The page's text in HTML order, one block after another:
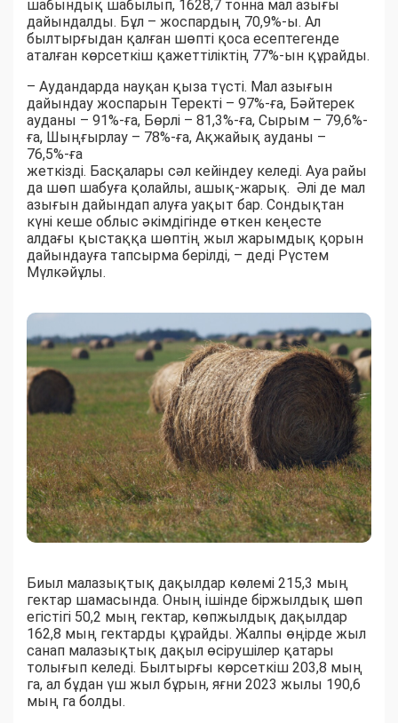
шабындық шабылып, 1628,7 тонна мал азығы
дайындалды. Бұл – жоспардың 70,9%-ы. Ал
былтырғыдан қалған шөпті қоса есептегенде
аталған көрсеткіш қажеттіліктің 77%-ын құрайды.
– Аудандарда науқан қыза түсті. Мал азығын
дайындау жоспарын Теректі – 97%-ға, Бәйтерек
ауданы – 91%-ға, Бөрлі – 81,3%-ға, Сырым – 79,6%-
ға, Шыңғырлау – 78%-ға, Ақжайық ауданы –
76,5%-ға
жеткізді. Басқалары сәл кейіндеу келеді. Ауа райы
да шөп шабуға қолайлы, ашық-жарық. Әлі де мал
азығын дайындап алуға уақыт бар. Сондықтан
күні кеше облыс әкімдігінде өткен кеңесте
алдағы қыстаққа шөптің жыл жарымдық қорын
дайындауға тапсырма берілді, – деді Рүстем
Мүлкәйұлы.
Биыл малазықтық дақылдар көлемі 215,3 мың
гектар шамасында. Оның ішінде біржылдық шөп
егістігі 50,2 мың гектар, көпжылдық дақылдар
162,8 мың гектарды құрайды. Жалпы өңірде жыл
санап малазықтық дақыл өсірушілер қатары
толығып келеді. Былтырғы көрсеткіш 203,8 мың
га, ал бұдан үш жыл бұрын, яғни 2023 жылы 190,6
мың га болды.